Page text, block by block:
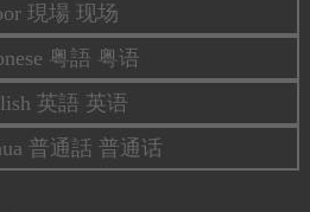
現場 现场
粤語 粤语
英語 英语
普通話 普通话